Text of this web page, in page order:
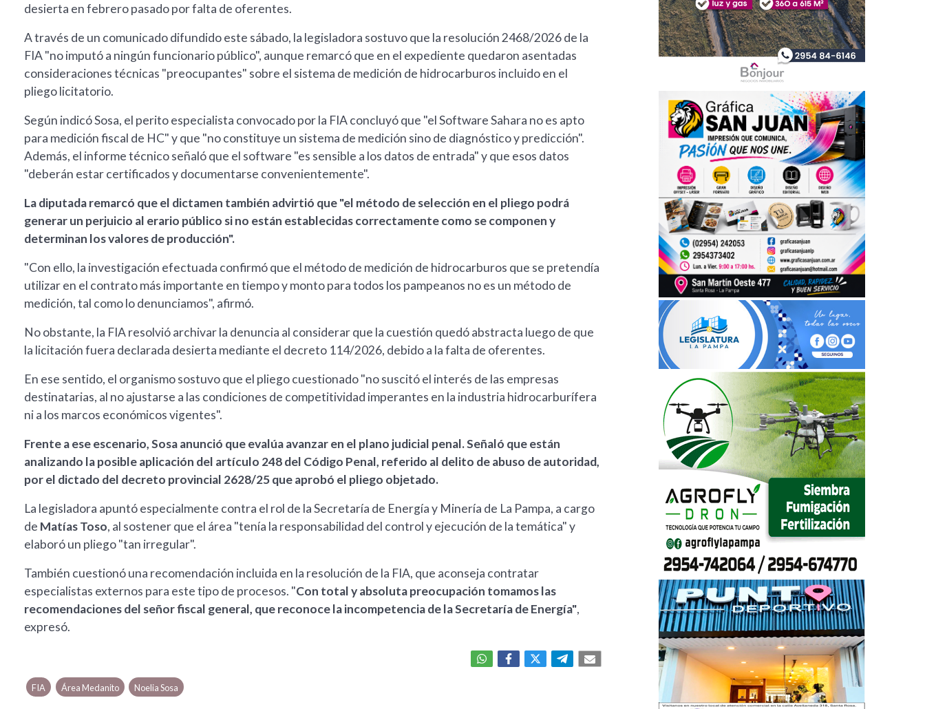
desierta en febrero pasado por falta de oferentes.
A través de un comunicado difundido este sábado, la legisladora sostuvo que la resolución 2468/2026 de la
FIA "no imputó a ningún funcionario público", aunque remarcó que en el expediente quedaron asentadas
consideraciones técnicas "preocupantes" sobre el sistema de medición de hidrocarburos incluido en el
pliego licitatorio.
Según indicó Sosa, el perito especialista convocado por la FIA concluyó que "el Software Sahara no es apto
para medición fiscal de HC" y que "no constituye un sistema de medición sino de diagnóstico y predicción".
Además, el informe técnico señaló que el software "es sensible a los datos de entrada" y que esos datos
"deberán estar certificados y documentarse convenientemente".
La diputada remarcó que el dictamen también advirtió que "el método de selección en el pliego podrá
generar un perjuicio al erario público si no están establecidas correctamente como se componen y
determinan los valores de producción".
"Con ello, la investigación efectuada confirmó que el método de medición de hidrocarburos que se pretendía
utilizar en el contrato más importante en tiempo y monto para todos los pampeanos no es un método de
medición, tal como lo denunciamos", afirmó.
No obstante, la FIA resolvió archivar la denuncia al considerar que la cuestión quedó abstracta luego de que
la licitación fuera declarada desierta mediante el decreto 114/2026, debido a la falta de oferentes.
En ese sentido, el organismo sostuvo que el pliego cuestionado "no suscitó el interés de las empresas
destinatarias, al no ajustarse a las condiciones de competitividad imperantes en la industria hidrocarburífera
ni a los marcos económicos vigentes".
Frente a ese escenario, Sosa anunció que evalúa avanzar en el plano judicial penal. Señaló que están
analizando la posible aplicación del artículo 248 del Código Penal, referido al delito de abuso de autoridad,
por el dictado del decreto provincial 2628/25 que aprobó el pliego objetado.
La legisladora apuntó especialmente contra el rol de la Secretaría de Energía y Minería de La Pampa, a cargo
de Matías Toso, al sostener que el área "tenía la responsabilidad del control y ejecución de la temática" y
elaboró un pliego "tan irregular".
También cuestionó una recomendación incluida en la resolución de la FIA, que aconseja contratar
especialistas externos para este tipo de procesos. "Con total y absoluta preocupación tomamos las
recomendaciones del señor fiscal general, que reconoce la incompetencia de la Secretaría de Energía",
expresó.
FIA Área Medanito Noelia Sosa